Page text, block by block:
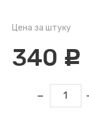
Цена за штуку
340 c